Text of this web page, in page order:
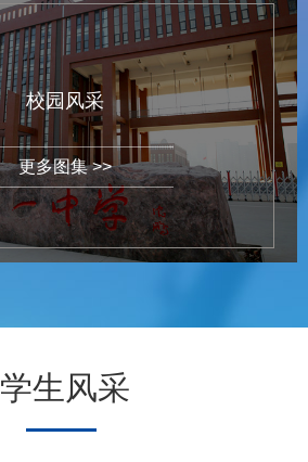
校园风采
更多图集 >>
学生风采